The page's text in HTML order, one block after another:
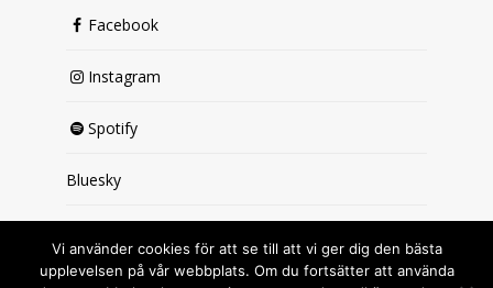
Facebook
Instagram
Spotify
Bluesky
Vi använder cookies för att se till att vi ger dig den bästa
upplevelsen på vår webbplats. Om du fortsätter att använda